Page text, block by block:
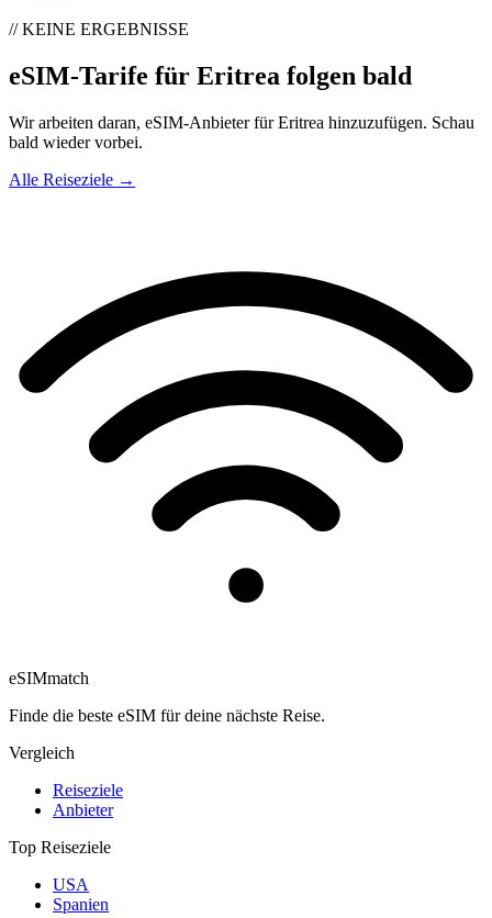
// KEINE ERGEBNISSE
eSIM-Tarife für Eritrea folgen bald
Wir arbeiten daran, eSIM-Anbieter für Eritrea hinzuzufügen. Schau
bald wieder vorbei.
Alle Reiseziele →
eSIMmatch
Finde die beste eSIM für deine nächste Reise.
Vergleich
Reiseziele
Anbieter
Top Reiseziele
USA
Spanien